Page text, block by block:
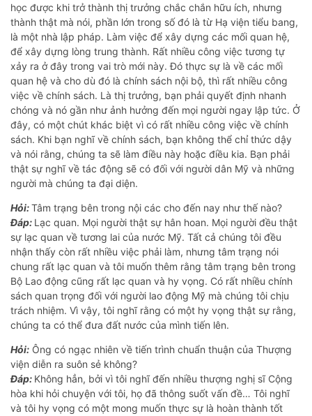
học được khi trở thành thị trưởng chắc chắn hữu ích, nhưng
thành thật mà nói, phần lớn trong số đó là từ Hạ viện tiểu bang,
là một nhà lập pháp. Làm việc để xây dựng các mối quan hệ,
để xây dựng lòng trung thành. Rất nhiều công việc tương tự
xảy ra ở đây trong vai trò mới này. Đó thực sự là về các mối
quan hệ và cho dù đó là chính sách nội bộ, thì rất nhiều công
việc về chính sách. Là thị trưởng, bạn phải quyết định nhanh
chóng và nó gần như ảnh hưởng đến mọi người ngay lập tức. Ở
đây, có một chút khác biệt vì có rất nhiều công việc về chính
sách. Khi bạn nghĩ về chính sách, bạn không thể chỉ thức dậy
và nói rằng, chúng ta sẽ làm điều này hoặc điều kia. Bạn phải
thật sự nghĩ về tác động sẽ có đối với người dân Mỹ và những
người mà chúng ta đại diện.
Hỏi:Tâm trạng bên trong nội các cho đến nay như thế nào?
Đáp: Lạc quan. Mọi người thật sự hân hoan. Mọi người đều thật
sự lạc quan về tương lai của nước Mỹ. Tất cả chúng tôi đều
nhận thấy còn rất nhiều việc phải làm, nhưng tâm trạng nói
chung rất lạc quan và tôi muốn thêm rằng tâm trạng bên trong
Bộ Lao động cũng rất lạc quan và hy vọng. Có rất nhiều chính
sách quan trọng đối với người lao động Mỹ mà chúng tôi chịu
trách nhiệm. Vì vậy, tôi nghĩ rằng có một hy vọng thật sự rằng,
chúng ta có thể đưa đất nước của mình tiến lên.
Hỏi: Ông có ngạc nhiên về tiến trình chuẩn thuận của Thượng
viện diễn ra suôn sẻ không?
Đáp: Không hẳn, bởi vì tôi nghĩ đến nhiều thượng nghị sĩ Cộng
hòa khi hỏi chuyện với tôi, họ đã thông suốt vấn đề… Tôi nghĩ
và tôi hy vọng có một mong muốn thực sự là hoàn thành tốt